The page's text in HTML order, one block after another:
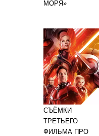
МОРЯ»
СЪЁМКИ
ТРЕТЬЕГО
ФИЛЬМА ПРО